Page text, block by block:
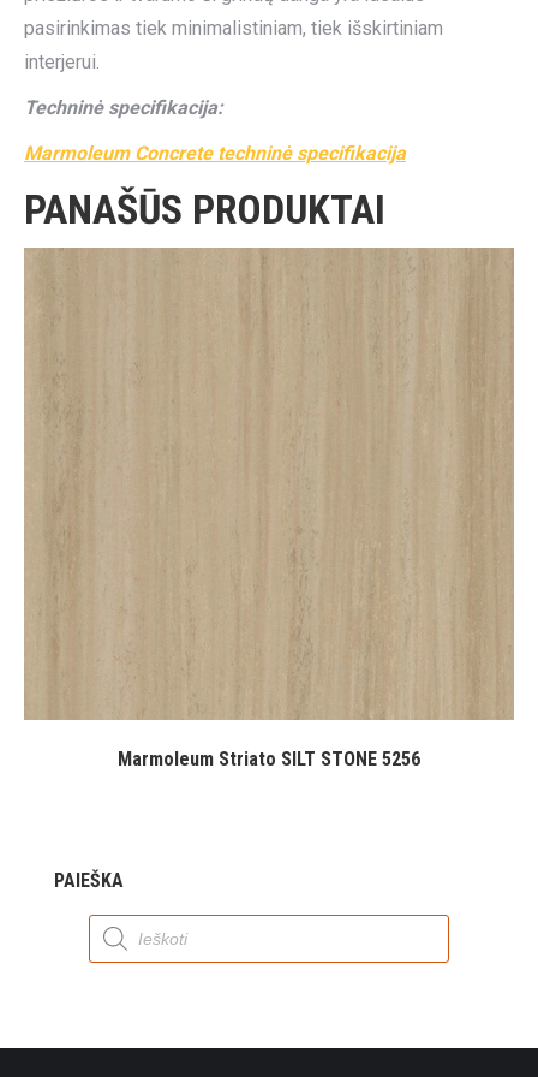
pasirinkimas tiek minimalistiniam, tiek išskirtiniam
interjerui.
Techninė specifikacija:
Marmoleum Concrete techninė specifikacija
PANAŠŪS PRODUKTAI
Marmoleum Striato SILT STONE 5256
PAIEŠKA
Products
search